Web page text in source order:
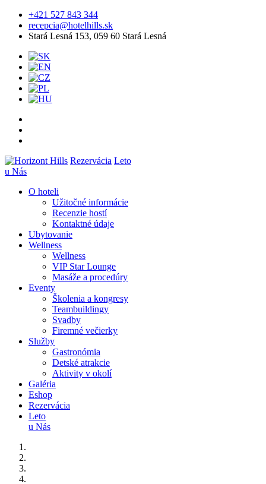
+421 527 843 344
recepcia@hotelhills.sk
Stará Lesná 153, 059 60 Stará Lesná
Rezervácia Leto
u Nás
O hoteli
Užitočné informácie
Recenzie hostí
Kontaktné údaje
Ubytovanie
Wellness
Wellness
VIP Star Lounge
Masáže a procedúry
Eventy
Školenia a kongresy
Teambuildingy
Svadby
Firemné večierky
Služby
Gastronómia
Detské atrakcie
Aktivity v okolí
Galéria
Eshop
Rezervácia
Leto
u Nás